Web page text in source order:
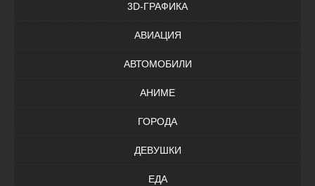
3D-ГРАФИКА
АВИАЦИЯ
АВТОМОБИЛИ
АНИМЕ
ГОРОДА
ДЕВУШКИ
ЕДА